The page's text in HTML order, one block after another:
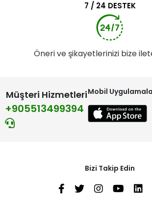
7 / 24 DESTEK
Öneri ve şikayetlerinizi bize
Müşteri Hizmetleri
+905513499394
Mobil
Bizi Takip Edin